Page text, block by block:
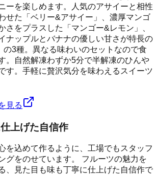
ーを楽しめます。人気のアサイーと相性
せた「ベリー&アサイー」、濃厚マンゴ
さをプラスした「マンゴー&レモン」、
ナップルとバナナの優しい甘さが特長の
の3種。異なる味わいのセットなので食
。自然解凍わずか5分で半解凍のひんや
す。手軽に贅沢気分を味わえるスイーツ
見る
上げた自信作
を込めて作るように、工場でもスタッフ
グをのせています。 フルーツの魅力を
、見た目も味も丁寧に仕上げた自信作で